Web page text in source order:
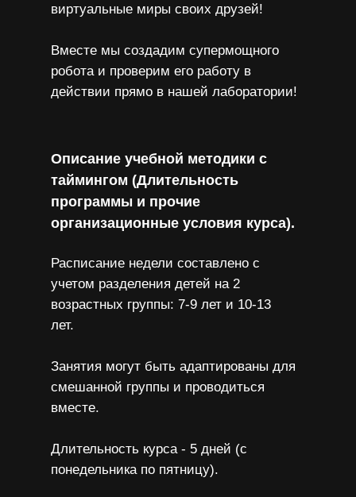
виртуальные миры своих друзей!
Вместе мы создадим супермощного
робота и проверим его работу в
действии прямо в нашей лаборатории!
Описание учебной методики с
таймингом (Длительность
программы и прочие
организационные условия курса).
Расписание недели составлено с
учетом разделения детей на 2
возрастных группы: 7-9 лет и 10-13
лет.
Занятия могут быть адаптированы для
смешанной группы и проводиться
вместе.
Длительность курса - 5 дней (с
понедельника по пятницу).